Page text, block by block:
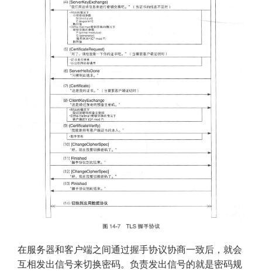
在服务器和客户端之间通过握手协议协商一致后，就会
互相发出信号来切换密码。负责发出信号的就是密码规